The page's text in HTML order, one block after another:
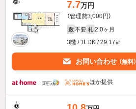
7.7万円
（管理費3,000円）
敷 不要 礼 2.0ヶ月
3階 / 1LDK / 29.17㎡
お問い合わせ （無料）
ほか提供